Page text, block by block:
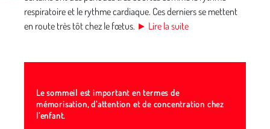
respiratoire et le rythme cardiaque. Ces derniers se mettent
en route très tôt chez le fœtus. ► Lire la suite
Le sommeil est important en termes de
mémorisation, d’attention et de concentration chez
l’enfant.